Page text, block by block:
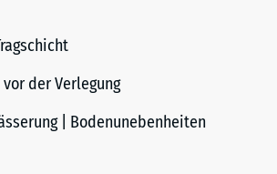
der Verlegung
| Bodenunebenheiten